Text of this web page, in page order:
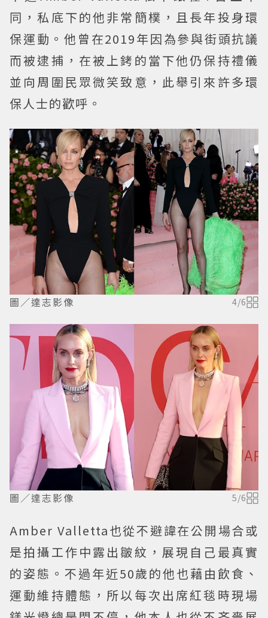
同，私底下的他非常簡樸，且長年投身環
保運動。他曾在2019年因為參與街頭抗議
而被逮捕，在被上銬的當下他仍保持禮儀
並向周圍民眾微笑致意，此舉引來許多環
保人士的歡呼。
圖／達志影像 4/6
圖／達志影像 5/6
Amber Valletta也從不避諱在公開場合或
是拍攝工作中露出皺紋，展現自己最真實
的姿態。不過年近50歲的他也藉由飲食、
運動維持體態，所以每次出席紅毯時現場